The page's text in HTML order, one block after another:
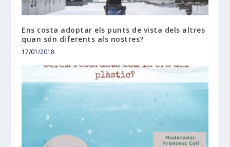
Ens costa adoptar els punts de vista dels altres
quan són diferents als nostres?
17/01/2018